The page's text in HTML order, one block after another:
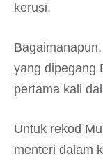
kerusi.
yang dipegang
pertama kali
Untuk rekod
menteri dalam